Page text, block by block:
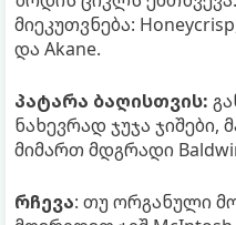
მიეკუთვნება:
და Akane.
პატარა ბაღისთვის:
ნახევრად ჯუჯა
მიმართ მდგრადი
რჩევა: თუ ორგანული